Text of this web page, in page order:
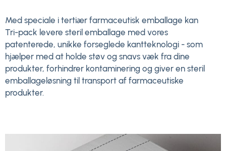
Med speciale i tertiær farmaceutisk emballage kan
Tri-pack levere steril emballage med vores
patenterede, unikke forseglede kantteknologi - som
hjælper med at holde støv og snavs væk fra dine
produkter, forhindrer kontaminering og giver en steril
emballageløsning til transport af farmaceutiske
produkter.